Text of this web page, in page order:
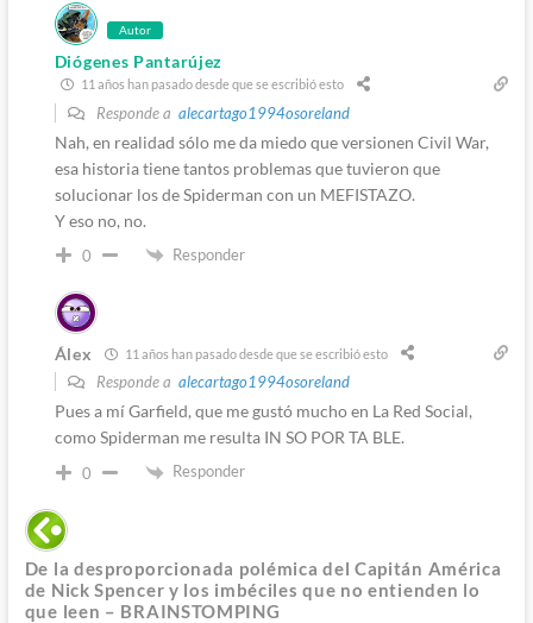
Autor
Diógenes Pantarújez
11 años han pasado desde que se escribió esto
Responde a alecartago1994osoreland
Nah, en realidad sólo me da miedo que versionen Civil War,
esa historia tiene tantos problemas que tuvieron que
solucionar los de Spiderman con un MEFISTAZO.
Y eso no, no.
0 Responder
Álex 11 años han pasado desde que se escribió esto
Responde a alecartago1994osoreland
Pues a mí Garfield, que me gustó mucho en La Red Social,
como Spiderman me resulta IN SO POR TA BLE.
0 Responder
De la desproporcionada polémica del Capitán América
de Nick Spencer y los imbéciles que no entienden lo
que leen – BRAINSTOMPING